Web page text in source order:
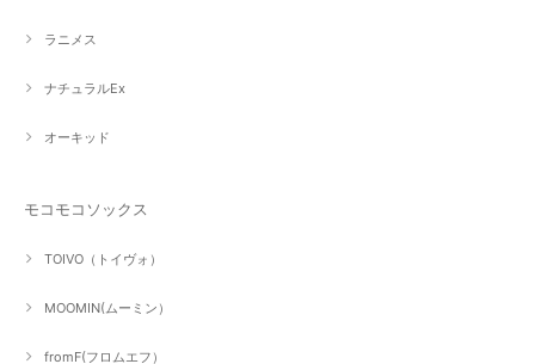
ラニメス
ナチュラルEx
オーキッド
モコモコソックス
TOIVO（トイヴォ）
MOOMIN(ムーミン）
fromF(フロムエフ）